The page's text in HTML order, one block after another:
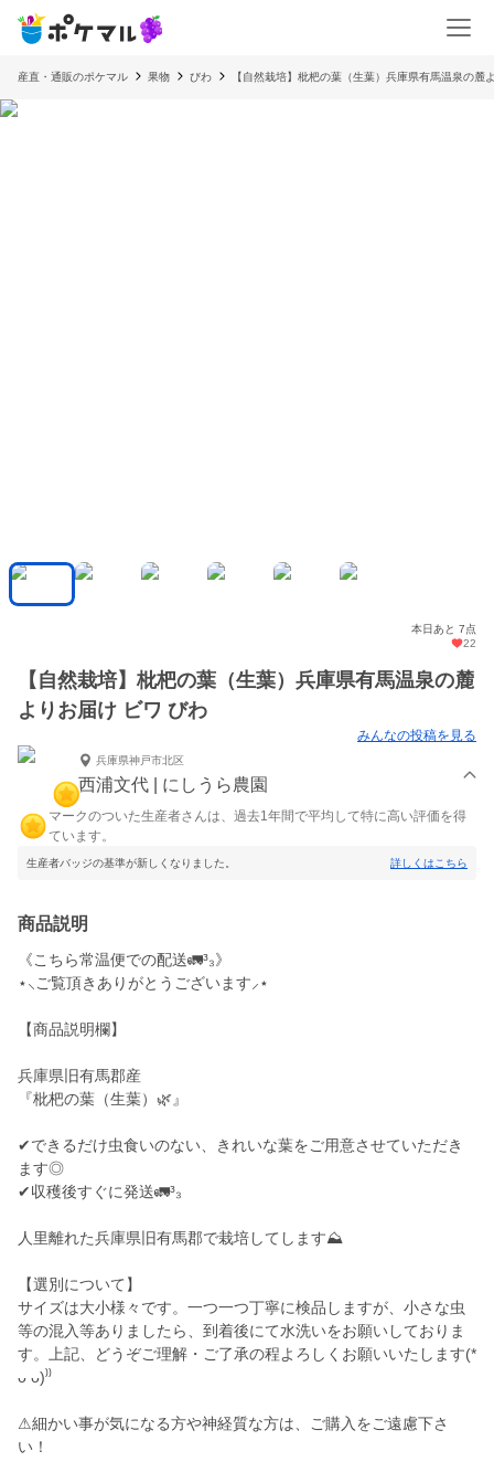
産直・通販のポケマル 果物 びわ 【自然栽培】枇杷の葉（生葉）兵庫県有馬温泉の麓
本日あと 7点
22
【自然栽培】枇杷の葉（生葉）兵庫県有馬温泉の麓
よりお届け ビワ びわ
みんなの投稿を見る
兵庫県神戸市北区
西浦文代 | にしうら農園
マークのついた生産者さんは、過去1年間で平均して特に高い評価を得
ています。
生産者バッジの基準が新しくなりました。 詳しくはこちら
商品説明
《こちら常温便での配送🚛³₃》
⋆⸜ご覧頂きありがとうございます⸝⋆
【商品説明欄】
兵庫県旧有馬郡産
『枇杷の葉（生葉）🌿』
✔︎できるだけ虫食いのない、きれいな葉をご用意させていただき
ます◎
✔︎収穫後すぐに発送🚛³₃
人里離れた兵庫県旧有馬郡で栽培してします⛰️
【選別について】
サイズは大小様々です。一つ一つ丁寧に検品しますが、小さな虫
等の混入等ありましたら、到着後にて水洗いをお願いしておりま
す。上記、どうぞご理解・ご了承の程よろしくお願いいたします(*
ᴗ ᴗ)⁾⁾
⚠︎細かい事が気になる方や神経質な方は、ご購入をご遠慮下さ
い！